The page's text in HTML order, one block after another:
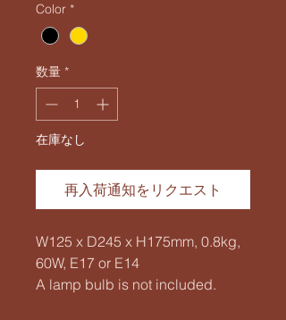
Color *
数量 *
在庫なし
再入荷通知をリクエスト
W125 x D245 x H175mm, 0.8kg,
60W, E17 or E14
A lamp bulb is not included.